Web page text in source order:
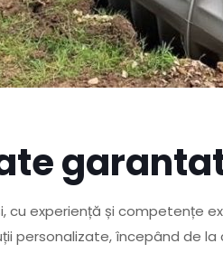
cu experiență și
personalizate, începând de